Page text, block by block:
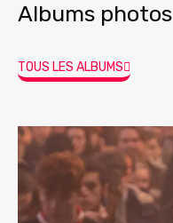
Albums photos
TOUS LES ALBUMS